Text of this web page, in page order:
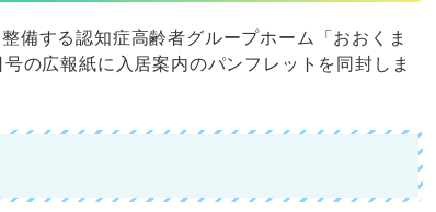
備する認知症高齢者グループホーム「おおくま
の広報紙に入居案内のパンフレットを同封しま